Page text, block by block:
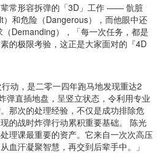
常形容拆弹的「3D」工作 —— 骯脏
）和危险（Dangerous），而他眼中还
Demanding），「每一次任务，都是
的极限考验，这正是大家面对的『4D
动，是二零一四年跑马地发现重达2
弹直插地盘，呈竖立状态，令利用专业
那次的处理经验，不仅是成功排除危
的战时炸弹行动累积重要基础。 陈光
理课最重要的资产。它来自一次次高压
血汗凝聚智慧，再交到后辈手中。」